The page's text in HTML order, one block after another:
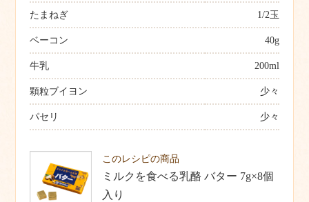
たまねぎ 1/2玉
ベーコン 40g
牛乳 200ml
顆粒ブイヨン 少々
パセリ 少々
このレシピの商品
ミルクを食べる乳酪 バター 7g×8個
入り